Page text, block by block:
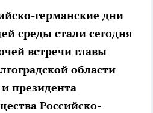
германские дни
среды стали сегодня
встречи главы
области
президента
Российско-